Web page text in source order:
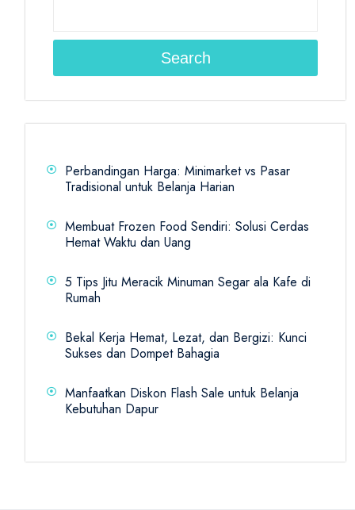
Search
Perbandingan Harga: Minimarket vs Pasar
Tradisional untuk Belanja Harian
Membuat Frozen Food Sendiri: Solusi Cerdas
Hemat Waktu dan Uang
5 Tips Jitu Meracik Minuman Segar ala Kafe di
Rumah
Bekal Kerja Hemat, Lezat, dan Bergizi: Kunci
Sukses dan Dompet Bahagia
Manfaatkan Diskon Flash Sale untuk Belanja
Kebutuhan Dapur